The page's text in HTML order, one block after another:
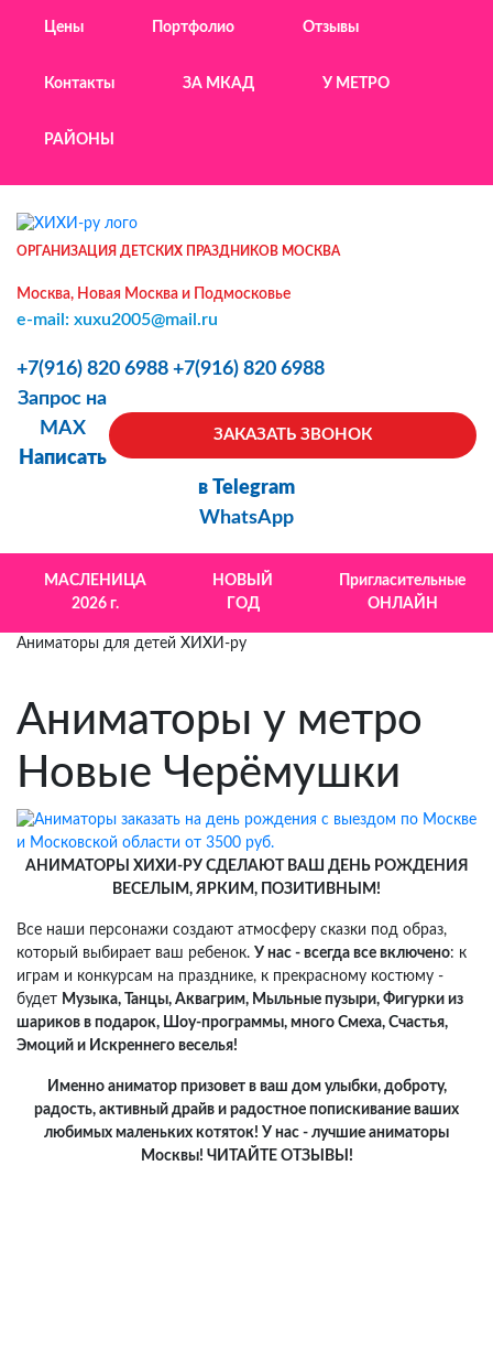
Цены Портфолио Отзывы
Контакты ЗА МКАД У МЕТРО
РАЙОНЫ
ОРГАНИЗАЦИЯ ДЕТСКИХ ПРАЗДНИКОВ МОСКВА
Москва, Новая Москва и Подмосковье
e-mail: xuxu2005@mail.ru
+7(916) 820 6988 +7(916) 820 6988
ЗАКАЗАТЬ ЗВОНОК
Запрос на
MAX
Написать
в Telegram
WhatsApp
МАСЛЕНИЦА
2026 г.
НОВЫЙ
ГОД
Пригласительные
ОНЛАЙН
Аниматоры для детей ХИХИ-ру
Аниматоры у метро
Новые Черёмушки
АНИМАТОРЫ ХИХИ-РУ СДЕЛАЮТ ВАШ ДЕНЬ РОЖДЕНИЯ
ВЕСЕЛЫМ, ЯРКИМ, ПОЗИТИВНЫМ!
Все наши персонажи создают атмосферу сказки под образ,
который выбирает ваш ребенок. У нас - всегда все включено: к
играм и конкурсам на празднике, к прекрасному костюму -
будет Музыка, Танцы, Аквагрим, Мыльные пузыри, Фигурки из
шариков в подарок, Шоу-программы, много Смеха, Счастья,
Эмоций и Искреннего веселья!
Именно аниматор призовет в ваш дом улыбки, доброту,
радость, активный драйв и радостное попискивание ваших
любимых маленьких котяток! У нас - лучшие аниматоры
Москвы! ЧИТАЙТЕ ОТЗЫВЫ!